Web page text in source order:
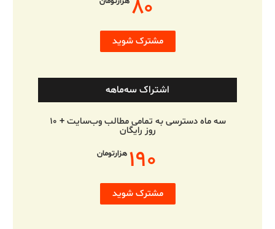
۸۰
مشترک شوید
اشتراک سه‌ماهه
سه ماه دسترسی به تمامی مطالب وب‌سایت + ۱۰
روز رایگان
۱۹۰ هزارتومان
مشترک شوید